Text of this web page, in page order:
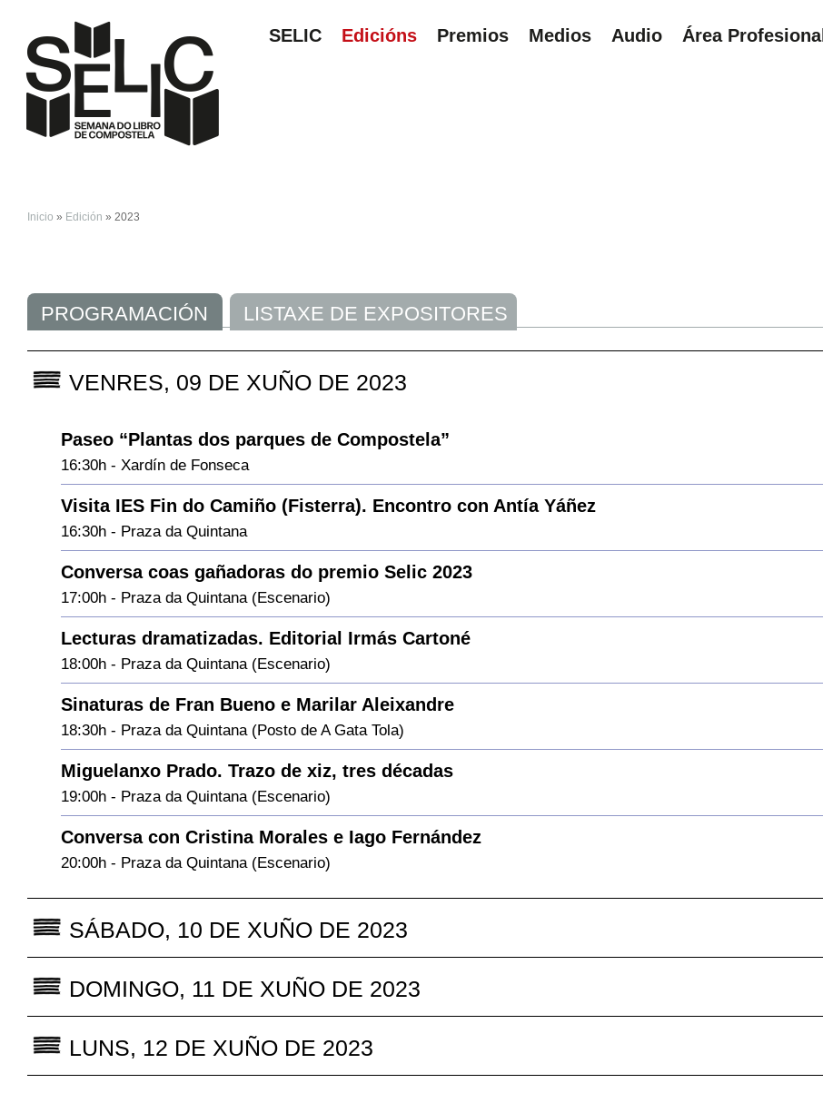
SELIC Edicións Premios Medios Audio Área Profesional
Inicio » Edición » 2023
PROGRAMACIÓN LISTAXE DE EXPOSITORES
VENRES, 09 DE XUÑO DE 2023
Paseo “Plantas dos parques de Compostela”
16:30h - Xardín de Fonseca
Visita IES Fin do Camiño (Fisterra). Encontro con Antía Yáñez
16:30h - Praza da Quintana
Conversa coas gañadoras do premio Selic 2023
17:00h - Praza da Quintana (Escenario)
Lecturas dramatizadas. Editorial Irmás Cartoné
18:00h - Praza da Quintana (Escenario)
Sinaturas de Fran Bueno e Marilar Aleixandre
18:30h - Praza da Quintana (Posto de A Gata Tola)
Miguelanxo Prado. Trazo de xiz, tres décadas
19:00h - Praza da Quintana (Escenario)
Conversa con Cristina Morales e Iago Fernández
20:00h - Praza da Quintana (Escenario)
SÁBADO, 10 DE XUÑO DE 2023
DOMINGO, 11 DE XUÑO DE 2023
LUNS, 12 DE XUÑO DE 2023